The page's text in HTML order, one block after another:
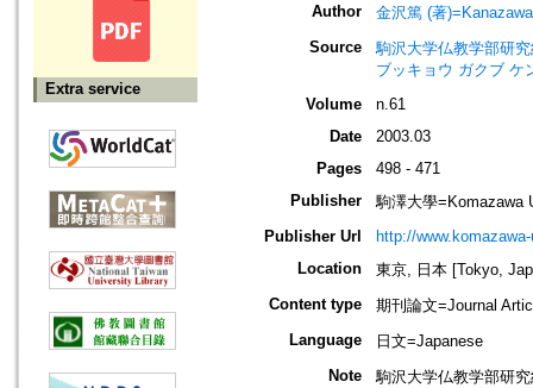
Extra service
Author
金沢篤 (著
Source
駒沢大学仏教学部研
ブッキョウ ガクブ ケ
Volume
n.61
Date
2003.03
Pages
498 - 471
Publisher
駒澤大學=Komazawa
Publisher Url
http://
Location
東京, 日本 [Tokyo,
Content type
期刊論文=Journal
Language
日文=Japanese
Note
駒沢大学仏教学部研